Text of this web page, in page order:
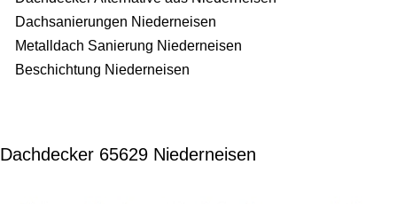
Dachsanierungen Niederneisen
Metalldach Sanierung Niederneisen
Beschichtung Niederneisen
Dachdecker 65629 Niederneisen